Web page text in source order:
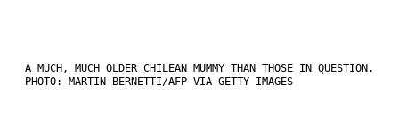
A MUCH, MUCH OLDER CHILEAN MUMMY THAN THOSE IN QUESTION.
PHOTO: MARTIN BERNETTI/AFP VIA GETTY IMAGES